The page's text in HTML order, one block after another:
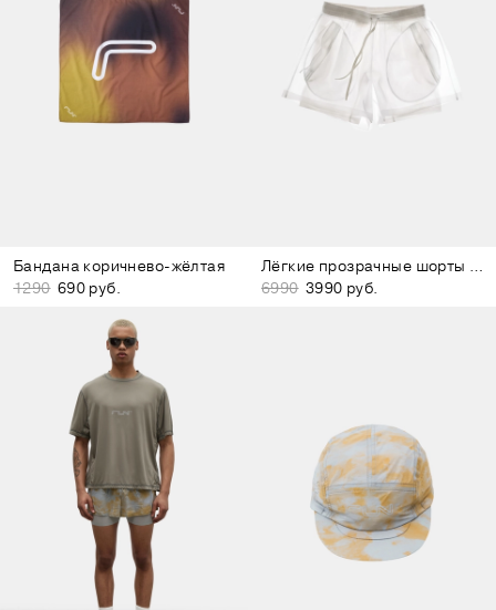
Бандана коричнево-жёлтая
1290 690 руб.
Лёгкие прозрачные шорты белые
6990 3990 руб.